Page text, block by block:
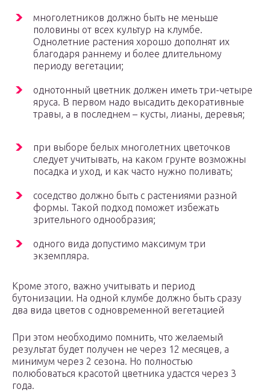
многолетников должно быть не меньше
половины от всех культур на клумбе.
Однолетние растения хорошо дополнят их
благодаря раннему и более длительному
периоду вегетации;
однотонный цветник должен иметь три-четыре
яруса. В первом надо высадить декоративные
травы, а в последнем – кусты, лианы, деревья;
при выборе белых многолетних цветочков
следует учитывать, на каком грунте возможны
посадка и уход, и как часто нужно поливать;
соседство должно быть с растениями разной
формы. Такой подход поможет избежать
зрительного однообразия;
одного вида допустимо максимум три
экземпляра.
Кроме этого, важно учитывать и период
бутонизации. На одной клумбе должно быть сразу
два вида цветов с одновременной вегетацией
При этом необходимо помнить, что желаемый
результат будет получен не через 12 месяцев, а
минимум через 2 сезона. Но полностью
полюбоваться красотой цветника удастся через 3
года.